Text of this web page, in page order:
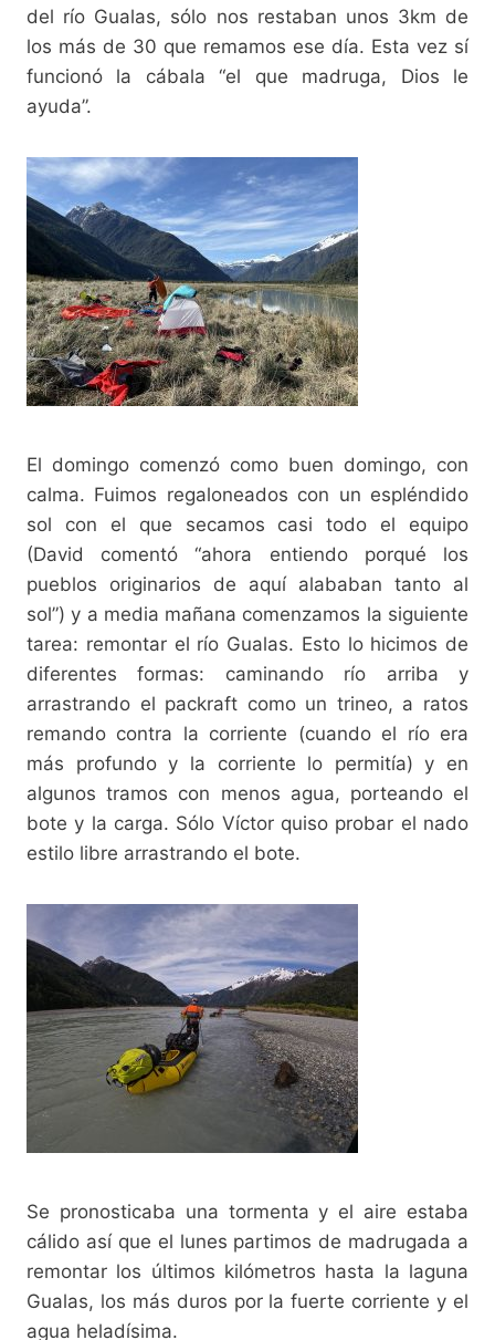
del río Gualas, sólo nos restaban unos 3km de
los más de 30 que remamos ese día. Esta vez sí
funcionó la cábala “el que madruga, Dios le
ayuda”.
El domingo comenzó como buen domingo, con
calma. Fuimos regaloneados con un espléndido
sol con el que secamos casi todo el equipo
(David comentó “ahora entiendo porqué los
pueblos originarios de aquí alababan tanto al
sol”) y a media mañana comenzamos la siguiente
tarea: remontar el río Gualas. Esto lo hicimos de
diferentes formas: caminando río arriba y
arrastrando el packraft como un trineo, a ratos
remando contra la corriente (cuando el río era
más profundo y la corriente lo permitía) y en
algunos tramos con menos agua, porteando el
bote y la carga. Sólo Víctor quiso probar el nado
estilo libre arrastrando el bote.
Se pronosticaba una tormenta y el aire estaba
cálido así que el lunes partimos de madrugada a
remontar los últimos kilómetros hasta la laguna
Gualas, los más duros por la fuerte corriente y el
agua heladísima.